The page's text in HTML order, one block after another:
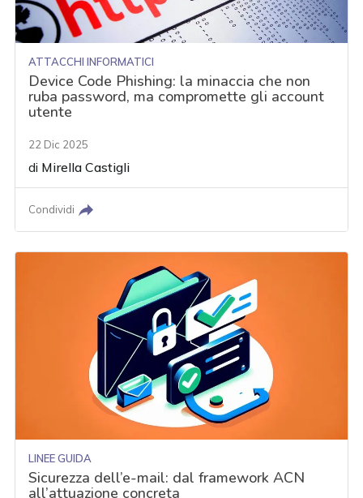
ATTACCHI INFORMATICI
Device Code Phishing: la minaccia che non
ruba password, ma compromette gli account
utente
22 Dic 2025
di Mirella Castigli
Condividi
LINEE GUIDA
Sicurezza dell’e-mail: dal framework ACN
all’attuazione concreta